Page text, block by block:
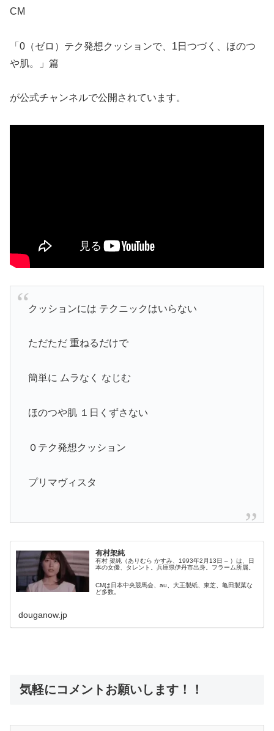
CM
「0（ゼロ）テク発想クッションで、1日つづく、ほのつ
や肌。」篇
が公式チャンネルで公開されています。
クッションには テクニックはいらない
ただただ 重ねるだけで
簡単に ムラなく なじむ
ほのつや肌 １日くずさない
０テク発想クッション
プリマヴィスタ
有村架純
有村 架純（ありむら かすみ、1993年2月13日 – ）は、日
本の女優、タレント。兵庫県伊丹市出身。フラーム所属。
CMは日本中央競馬会、au、大王製紙、東芝、亀田製菓な
ど多数。
douganow.jp
気軽にコメントお願いします！！